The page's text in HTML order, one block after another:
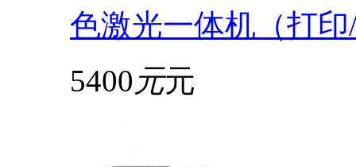
色激光一体机（打
5400 元元